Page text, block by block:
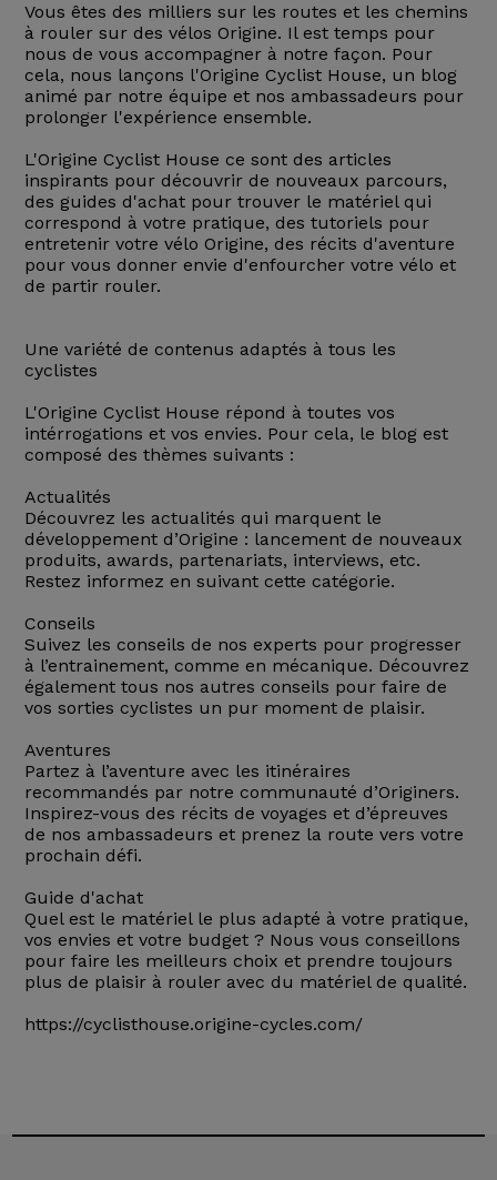
Vous êtes des milliers sur les routes et les chemins
à rouler sur des vélos Origine. Il est temps pour
nous de vous accompagner à notre façon. Pour
cela, nous lançons l'Origine Cyclist House, un blog
animé par notre équipe et nos ambassadeurs pour
prolonger l'expérience ensemble.
L'Origine Cyclist House ce sont des articles
inspirants pour découvrir de nouveaux parcours,
des guides d'achat pour trouver le matériel qui
correspond à votre pratique, des tutoriels pour
entretenir votre vélo Origine, des récits d'aventure
pour vous donner envie d'enfourcher votre vélo et
de partir rouler.
Une variété de contenus adaptés à tous les
cyclistes
L'Origine Cyclist House répond à toutes vos
intérrogations et vos envies. Pour cela, le blog est
composé des thèmes suivants :
Actualités
Découvrez les actualités qui marquent le
développement d’Origine : lancement de nouveaux
produits, awards, partenariats, interviews, etc.
Restez informez en suivant cette catégorie.
Conseils
Suivez les conseils de nos experts pour progresser
à l’entrainement, comme en mécanique. Découvrez
également tous nos autres conseils pour faire de
vos sorties cyclistes un pur moment de plaisir.
Aventures
Partez à l’aventure avec les itinéraires
recommandés par notre communauté d’Originers.
Inspirez-vous des récits de voyages et d’épreuves
de nos ambassadeurs et prenez la route vers votre
prochain défi.
Guide d'achat
Quel est le matériel le plus adapté à votre pratique,
vos envies et votre budget ? Nous vous conseillons
pour faire les meilleurs choix et prendre toujours
plus de plaisir à rouler avec du matériel de qualité.
https://cyclisthouse.origine-cycles.com/